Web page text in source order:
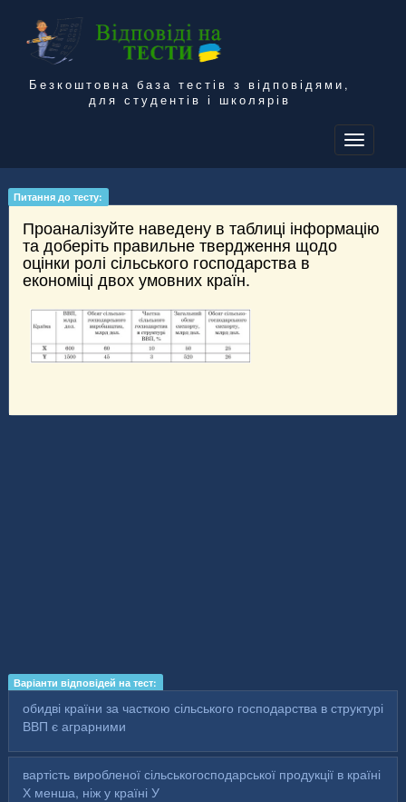
Безкоштовна база тестів з відповідями,
для студентів і школярів
Питання до тесту:
Проаналізуйте наведену в таблиці інформацію
та доберіть правильне твердження щодо
оцінки ролі сільського господарства в
економіці двох умовних країн.
Варіанти відповідей на тест:
обидві країни за часткою сільського господарства в структурі
ВВП є аграрними
вартість виробленої сільськогосподарської продукції в країні
Х менша, ніж у країні У